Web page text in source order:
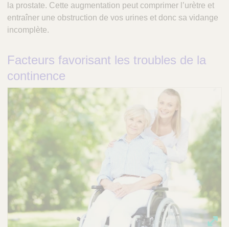
la prostate. Cette augmentation peut comprimer l’urètre et
entraîner une obstruction de vos urines et donc sa vidange
incomplète.
Facteurs favorisant les troubles de la
continence